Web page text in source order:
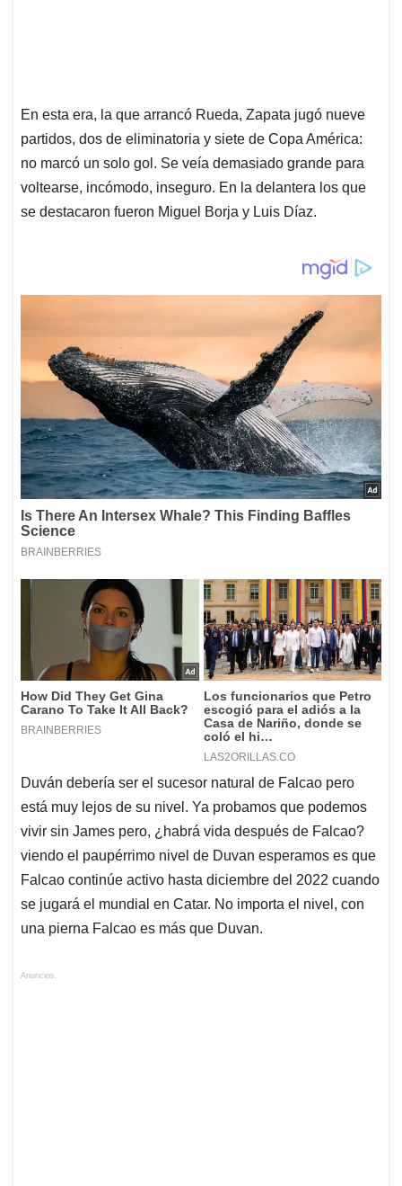
En esta era, la que arrancó Rueda, Zapata jugó nueve
partidos, dos de eliminatoria y siete de Copa América:
no marcó un solo gol. Se veía demasiado grande para
voltearse, incómodo, inseguro. En la delantera los que
se destacaron fueron Miguel Borja y Luis Díaz.
Duván debería ser el sucesor natural de Falcao pero
está muy lejos de su nivel. Ya probamos que podemos
vivir sin James pero, ¿habrá vida después de Falcao?
viendo el paupérrimo nivel de Duvan esperamos es que
Falcao continúe activo hasta diciembre del 2022 cuando
se jugará el mundial en Catar. No importa el nivel, con
una pierna Falcao es más que Duvan.
Anuncios.